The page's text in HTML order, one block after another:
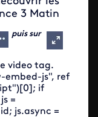
3 Matin
puis sur
video tag.
embed-js", ref
if
=
js.async =